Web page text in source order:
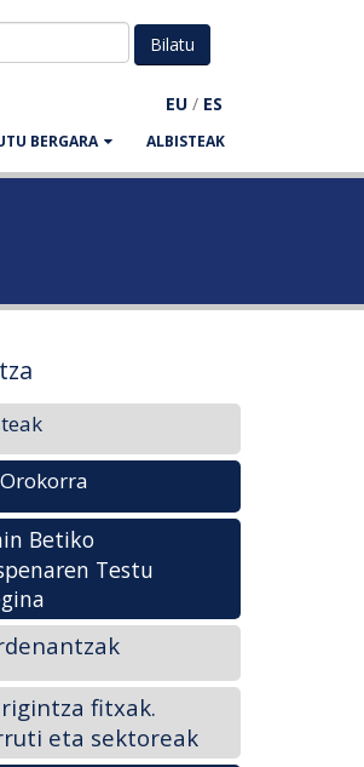
EU / ES
BERGARA ALBISTEAK
Betiko
Testu
fitxak.
eta sektoreak